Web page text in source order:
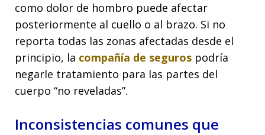
como dolor de hombro puede afectar
posteriormente al cuello o al brazo. Si no
reporta todas las zonas afectadas desde el
principio, la compañía de seguros podría
negarle tratamiento para las partes del
cuerpo “no reveladas”.
Inconsistencias comunes que